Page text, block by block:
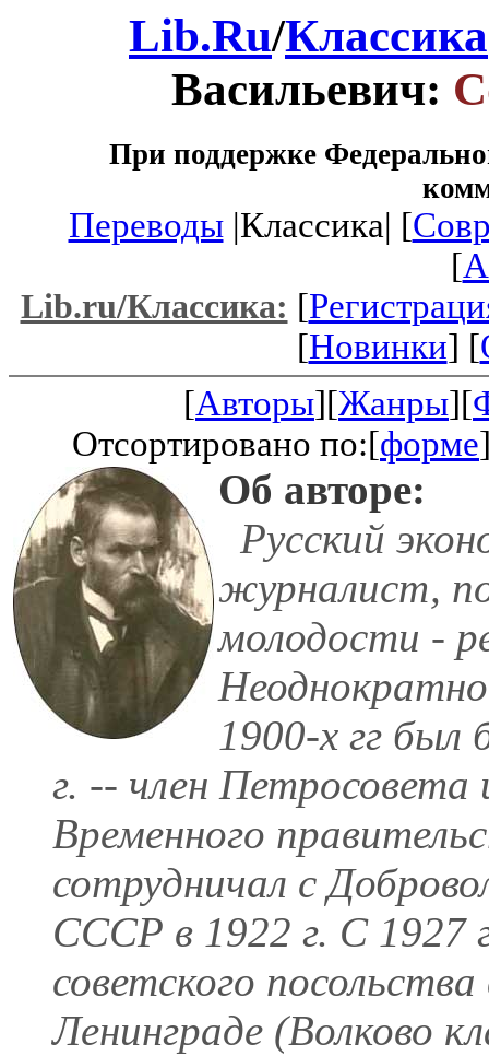
Lib.Ru/Классика
Васильевич:
При поддержке
Переводы|Классика| [
[
Lib.ru/Классика: [
[Новинки] [
[Авторы][Жанры][
Отсортировано по:[форме
Об авторе:
Русский
журналист,
молодости -
Неоднократно
1900-х гг был
г. -- член Петросовета
Временного
сотрудничал с
СССР в 1922 г. С 1927
советского
Ленинграде (Волково